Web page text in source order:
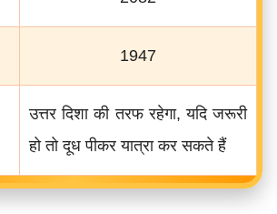
1947
उत्तर दिशा की तरफ रहेगा, यदि जरूरी
हो तो दूध पीकर यात्रा कर सकते हैं